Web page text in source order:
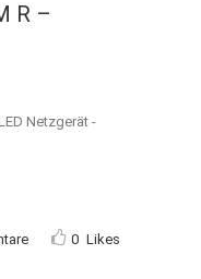
R –
Netzgerät -
0 Likes